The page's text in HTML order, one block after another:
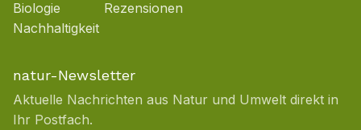
Biologie
Nachhaltigkeit
Rezensionen
natur-Newsletter
Aktuelle Nachrichten aus Natur und Umwelt direkt in
Ihr Postfach.